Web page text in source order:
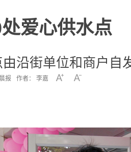
爱心供水点
沿街单位和商户自
报 作者： 李嘉